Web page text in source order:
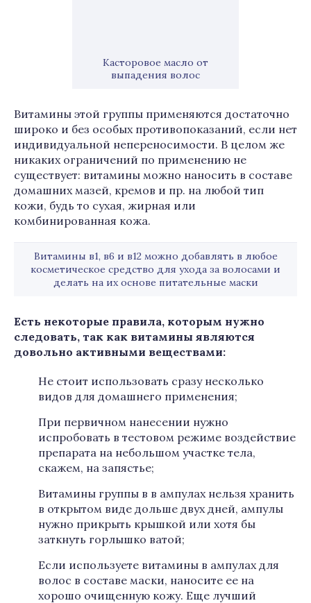
Касторовое масло от
выпадения волос
Витамины этой группы применяются достаточно
широко и без особых противопоказаний, если нет
индивидуальной непереносимости. В целом же
никаких ограничений по применению не
существует: витамины можно наносить в составе
домашних мазей, кремов и пр. на любой тип
кожи, будь то сухая, жирная или
комбинированная кожа.
Витамины в1, в6 и в12 можно добавлять в любое
косметическое средство для ухода за волосами и
делать на их основе питательные маски
Есть некоторые правила, которым нужно
следовать, так как витамины являются
довольно активными веществами:
Не стоит использовать сразу несколько
видов для домашнего применения;
При первичном нанесении нужно
испробовать в тестовом режиме воздействие
препарата на небольшом участке тела,
скажем, на запястье;
Витамины группы в в ампулах нельзя хранить
в открытом виде дольше двух дней, ампулы
нужно прикрыть крышкой или хотя бы
заткнуть горлышко ватой;
Если используете витамины в ампулах для
волос в составе маски, наносите ее на
хорошо очищенную кожу. Еще лучший